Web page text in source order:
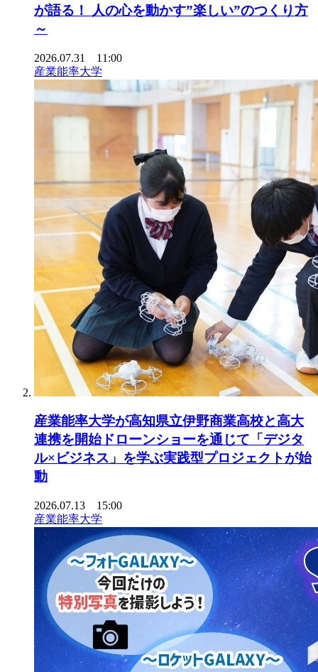
が語る！ 人の心を動かす”楽しい”のつくり方
～
2026.07.31 11:00
産業能率大学
産業能率大学が高知県立伊野商業高校と高大
連携を開始ドローンショーを通じて「デジタ
ル×ビジネス」を学ぶ実践型プロジェクトが始
動
2026.07.13 15:00
産業能率大学